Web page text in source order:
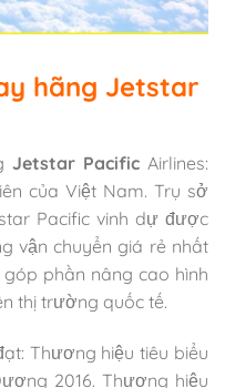
hãng Jetstar
Jetstar Pacific Airlines:
của Việt Nam. Trụ sở
Pacific vinh dự được
vận chuyển giá rẻ nhất
phần nâng cao hình
thị trường quốc tế.
Thương hiệu tiêu biểu
2016. Thương hiệu